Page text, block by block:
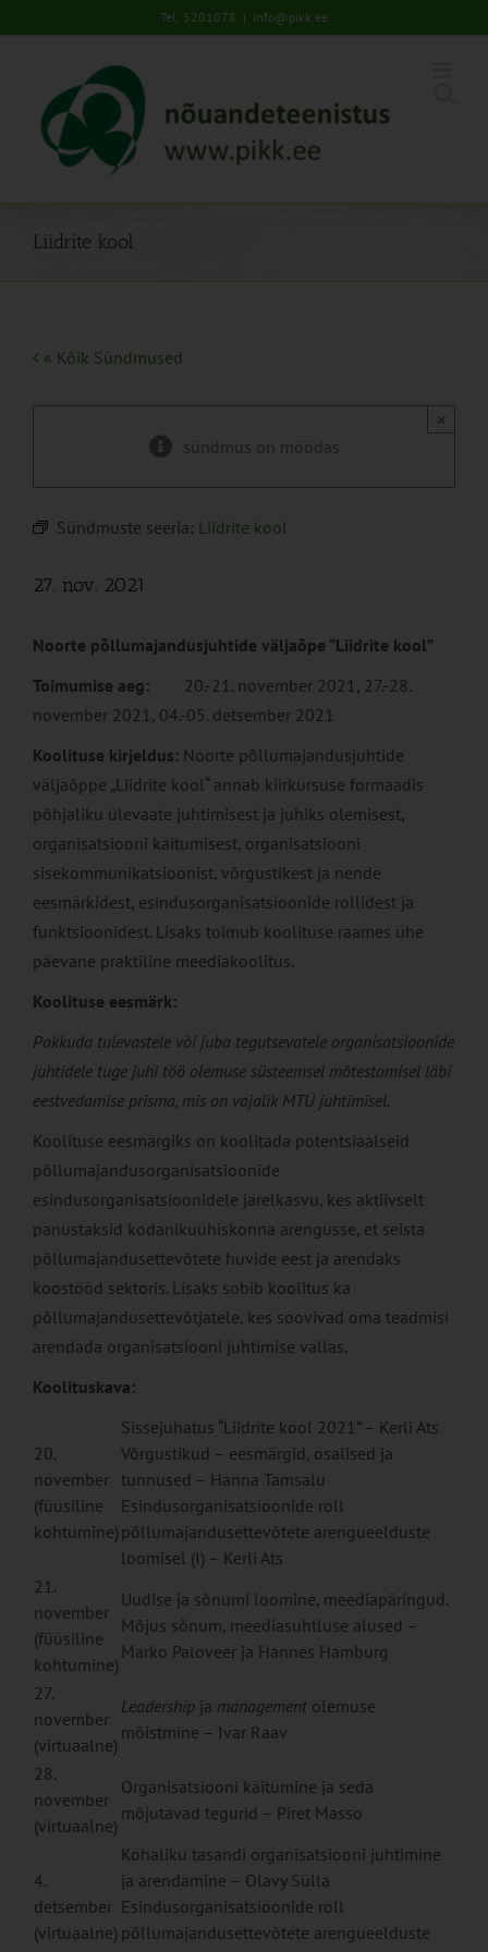
to
Tel: 5201078 | info@pikk.ee
Liidrite kool
« Kõik Sündmused
sündmus on möödas
×
Sündmuste seeria: Liidrite kool
27. nov. 2021
Noorte põllumajandusjuhtide väljaõpe “Liidrite kool”
Toimumise aeg: 20.-21. november 2021, 27.-28.
november 2021, 04.-05. detsember 2021
Koolituse kirjeldus: Noorte põllumajandusjuhtide
väljaõppe „Liidrite kool“ annab kiirkursuse formaadis
põhjaliku ülevaate juhtimisest ja juhiks olemisest,
organisatsiooni käitumisest, organisatsiooni
sisekommunikatsioonist, võrgustikest ja nende
eesmärkidest, esindusorganisatsioonide rollidest ja
funktsioonidest. Lisaks toimub koolituse raames ühe
päevane praktiline meediakoolitus.
Koolituse eesmärk:
Pakkuda tulevastele või juba tegutsevatele organisatsioonide
juhtidele tuge juhi töö olemuse süsteemsel mõtestamisel läbi
eestvedamise prisma, mis on vajalik MTÜ juhtimisel.
Koolituse eesmärgiks on koolitada potentsiaalseid
põllumajandusorganisatsioonide
esindusorganisatsioonidele järelkasvu, kes aktiivselt
panustaksid kodanikuühiskonna arengusse, et seista
põllumajandusettevõtete huvide eest ja arendaks
koostööd sektoris. Lisaks sobib koolitus ka
põllumajandusettevõtjatele, kes soovivad oma teadmisi
arendada organisatsiooni juhtimise vallas.
Koolituskava:
20.
november
(füüsiline
kohtumine)
Sissejuhatus “Liidrite kool 2021” – Kerli Ats
Võrgustikud – eesmärgid, osalised ja
tunnused – Hanna Tamsalu
Esindusorganisatsioonide roll
põllumajandusettevõtete arengueelduste
loomisel (I) – Kerli Ats
21.
november
(füüsiline
kohtumine)
Uudise ja sõnumi loomine, meediapäringud.
Mõjus sõnum, meediasuhtluse alused –
Marko Paloveer ja Hannes Hamburg
27.
november
(virtuaalne)
Leadership ja management olemuse
mõistmine – Ivar Raav
28.
november
(virtuaalne)
Organisatsiooni käitumine ja seda
mõjutavad tegurid – Piret Masso
4.
detsember
(virtuaalne)
Kohaliku tasandi organisatsiooni juhtimine
ja arendamine – Olavy Sülla
Esindusorganisatsioonide roll
põllumajandusettevõtete arengueelduste